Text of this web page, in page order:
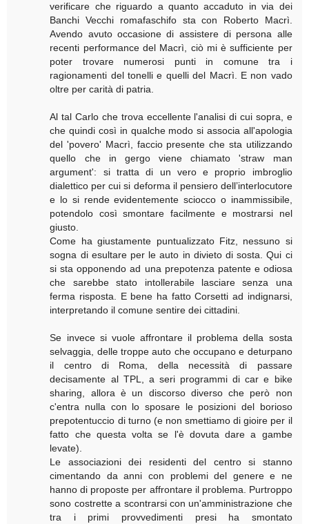
verificare che riguardo a quanto accaduto in via dei
Banchi Vecchi romafaschifo sta con Roberto Macrì.
Avendo avuto occasione di assistere di persona alle
recenti performance del Macrì, ciò mi è sufficiente per
poter trovare numerosi punti in comune tra i
ragionamenti del tonelli e quelli del Macrì. E non vado
oltre per carità di patria.
Al tal Carlo che trova eccellente l'analisi di cui sopra, e
che quindi così in qualche modo si associa all'apologia
del 'povero' Macrì, faccio presente che sta utilizzando
quello che in gergo viene chiamato 'straw man
argument': si tratta di un vero e proprio imbroglio
dialettico per cui si deforma il pensiero dell’interlocutore
e lo si rende evidentemente sciocco o inammissibile,
potendolo così smontare facilmente e mostrarsi nel
giusto.
Come ha giustamente puntualizzato Fitz, nessuno si
sogna di esultare per le auto in divieto di sosta. Qui ci
si sta opponendo ad una prepotenza patente e odiosa
che sarebbe stato intollerabile lasciare senza una
ferma risposta. E bene ha fatto Corsetti ad indignarsi,
interpretando il comune sentire dei cittadini.
Se invece si vuole affrontare il problema della sosta
selvaggia, delle troppe auto che occupano e deturpano
il centro di Roma, della necessità di passare
decisamente al TPL, a seri programmi di car e bike
sharing, allora è un discorso diverso che però non
c'entra nulla con lo sposare le posizioni del borioso
prepotentuccio di turno (e non smettiamo di gioire per il
fatto che questa volta se l'è dovuta dare a gambe
levate).
Le associazioni dei residenti del centro si stanno
cimentando da anni con problemi del genere e ne
hanno di proposte per affrontare il problema. Purtroppo
sono costrette a scontrarsi con un'amministrazione che
tra i primi provvedimenti presi ha smontato